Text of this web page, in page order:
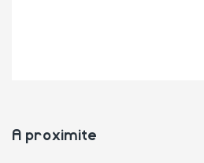
A proximite